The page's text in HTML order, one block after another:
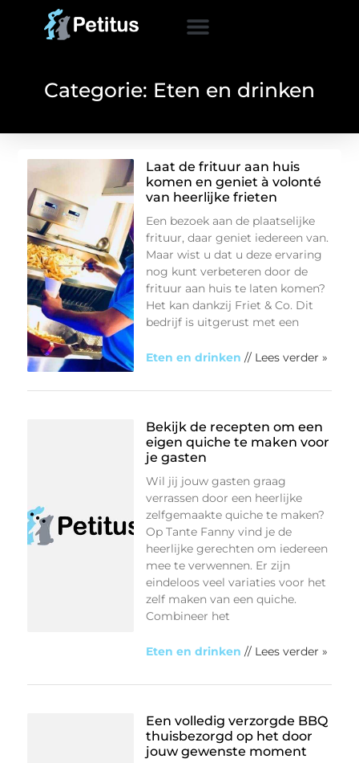
Categorie: Eten en drinken
Laat de frituur aan huis
komen en geniet à volonté
van heerlijke frieten
Een bezoek aan de plaatselijke
frituur, daar geniet iedereen van.
Maar wist u dat u deze ervaring
nog kunt verbeteren door de
frituur aan huis te laten komen?
Het kan dankzij Friet & Co. Dit
bedrijf is uitgerust met een
Eten en drinken // Lees verder »
Bekijk de recepten om een
eigen quiche te maken voor
je gasten
Wil jij jouw gasten graag
verrassen door een heerlijke
zelfgemaakte quiche te maken?
Op Tante Fanny vind je de
heerlijke gerechten om iedereen
mee te verwennen. Er zijn
eindeloos veel variaties voor het
zelf maken van een quiche.
Combineer het
Eten en drinken // Lees verder »
Een volledig verzorgde BBQ
thuisbezorgd op het door
jouw gewenste moment